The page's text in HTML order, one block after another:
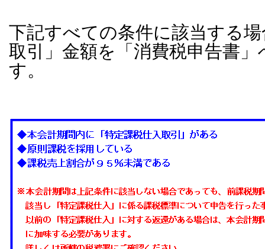
下記すべての条件に該当する
取引」金額を「消費税申告書
す。